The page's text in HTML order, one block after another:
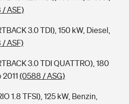
ASE)
3.0 TDI), 150 kW, Diesel,
ASF)
3.0 TDI QUATTRO), 180
(0588 / ASG)
1.8 TFSI), 125 kW, Benzin,